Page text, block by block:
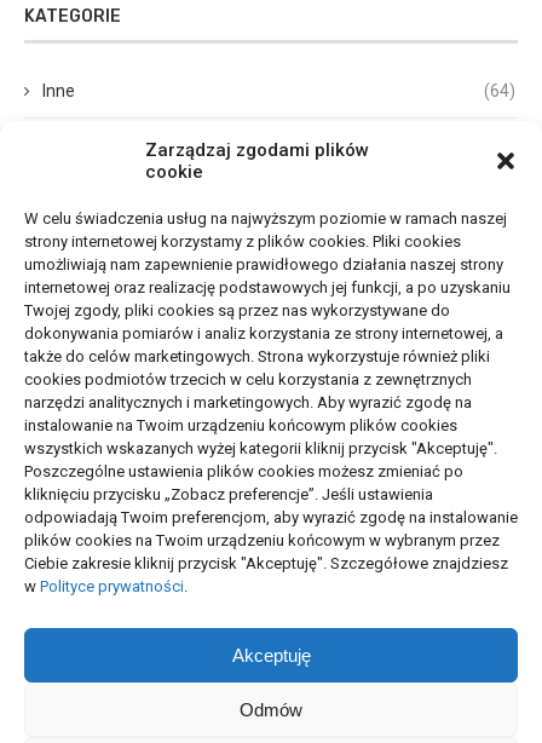
Zarządzaj zgodami plików
cookie
W celu świadczenia usług na najwyższym poziomie w ramach naszej
strony internetowej korzystamy z plików cookies. Pliki cookies
umożliwiają nam zapewnienie prawidłowego działania naszej strony
internetowej oraz realizację podstawowych jej funkcji, a po uzyskaniu
Twojej zgody, pliki cookies są przez nas wykorzystywane do
dokonywania pomiarów i analiz korzystania ze strony internetowej, a
także do celów marketingowych. Strona wykorzystuje również pliki
cookies podmiotów trzecich w celu korzystania z zewnętrznych
narzędzi analitycznych i marketingowych. Aby wyrazić zgodę na
instalowanie na Twoim urządzeniu końcowym plików cookies
wszystkich wskazanych wyżej kategorii kliknij przycisk "Akceptuję".
Poszczególne ustawienia plików cookies możesz zmieniać po
kliknięciu przycisku „Zobacz preferencje”. Jeśli ustawienia
odpowiadają Twoim preferencjom, aby wyrazić zgodę na instalowanie
plików cookies na Twoim urządzeniu końcowym w wybranym przez
Ciebie zakresie kliknij przycisk "Akceptuję". Szczegółowe znajdziesz
w Polityce prywatności.
Akceptuję
Odmów
KATEGORIE
Inne (64)
Biznes, Finanse
Budownictwo, Przemysł
Edukacja, Rozrywka (33)
Zdrowie, Medycyna (105)
Moda, Uroda
Turystyka, Aktywność (50)
Motoryzacja, Transport (83)
Usługi (72)
ARTYKUŁ SPONSOROWANY